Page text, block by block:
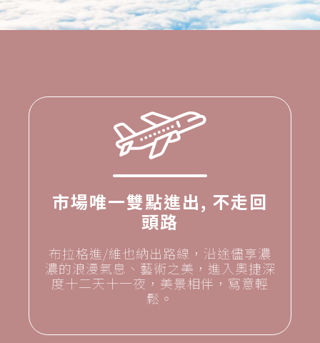
市場唯一雙點進出, 不走回
頭路
布拉格進/維也納出路線，沿途儘享濃
濃的浪漫氣息、藝術之美，進入奧捷深
度十二天十一夜，美景相伴，寫意輕
鬆。